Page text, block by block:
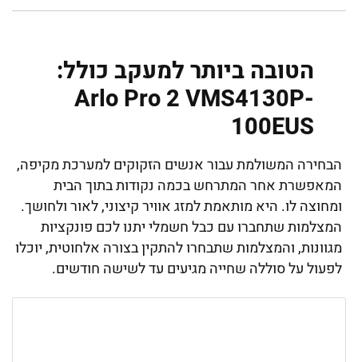
הטובה ביותר למעקב כולל:
Arlo Pro 2 VMS4130P-
100EUS
הבחירה המשולמת עבור אנשים הזקוקים למערכת מקיפה,
המאפשרת אחר המתרחש בכמה נקודות בתוך הבית
ומחוצה לו. היא מותאמת למזג אוויר קיצוני, לאור ולחושך.
המצלמות שתחברו עם כבל חשמלי יתנו לכם פונקציות
מגוונות, והמצלמות שתבחרו להתקין בצורה אלחוטית, יוכלו
לפעול על סוללה שחייה מגיעים עד לשישה חודשים.